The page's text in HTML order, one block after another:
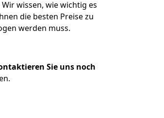
wissen, wie wichtig es
die besten Preise zu
werden muss.
Sie uns noch